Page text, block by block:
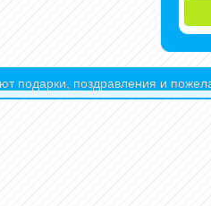
подарки, поздравления и